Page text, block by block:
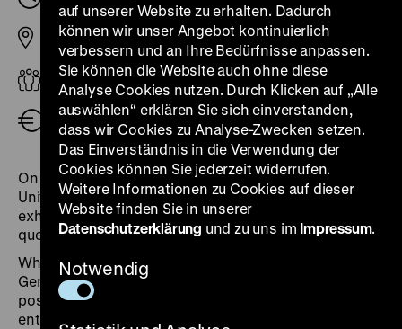
Pei-Bau
Erwachsene
Eintritt frei
On the occasion of the upcoming Day of German
Unity, we take a look at three turning points in the
exhibition “Roads not Taken”, where the German
question arose: "Where is the German fatherland?"
While today we believe we reliably know where
Germany can be found on political maps, the question
posed by the writer Ernst Moritz Arndt preoccupied
entire generations: In the divided post-war Germany,
auf unserer Website zu erhalten. Dadurch
können wir unser Angebot kontinuierlich
verbessern und an Ihre Bedürfnisse anpassen.
Sie können die Website auch ohne diese
Analyse Cookies nutzen. Durch Klicken auf „Alle
auswählen“ erklären Sie sich einverstanden,
dass wir Cookies zu Analyse-Zwecken setzen.
Das Einverständnis in die Verwendung der
Cookies können Sie jederzeit widerrufen.
Weitere Informationen zu Cookies auf dieser
Website finden Sie in unserer
Datenschutzerklärung und zu uns im Impressum.
Notwendig